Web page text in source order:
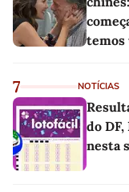
temos
7 NOTÍCIAS
do DF,
nesta